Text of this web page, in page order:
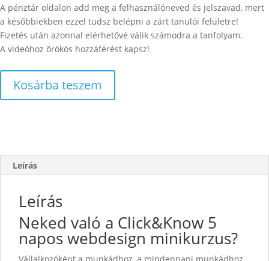
A pénztár oldalon add meg a felhasználóneved és jelszavad, mert
a későbbiekben ezzel tudsz belépni a zárt tanulói felületre!
Fizetés után azonnal elérhetővé válik számodra a tanfolyam.
A videóhoz örökös hozzáférést kapsz!
Kosárba teszem
Leírás
Leírás
Neked való a Click&Know 5
napos webdesign minikurzus?